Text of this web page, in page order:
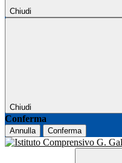
Chiudi
Chiudi
Conferma
Annulla Conferma